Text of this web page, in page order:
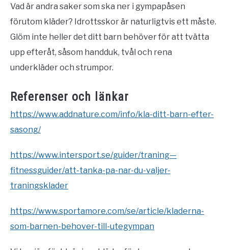
Vad är andra saker som ska ner i gympapåsen
förutom kläder? Idrottsskor är naturligtvis ett måste.
Glöm inte heller det ditt barn behöver för att tvätta
upp efteråt, såsom handduk, tvål och rena
underkläder och strumpor.
Referenser och länkar
https://www.addnature.com/info/kla-ditt-barn-efter-
sasong/
https://www.intersport.se/guider/traning—
fitnessguider/att-tanka-pa-nar-du-valjer-
traningsklader
https://www.sportamore.com/se/article/kladerna-
som-barnen-behover-till-utegympan